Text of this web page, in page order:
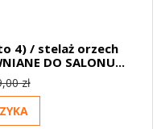
4) / stelaż orzech
DO SALONU...
zł